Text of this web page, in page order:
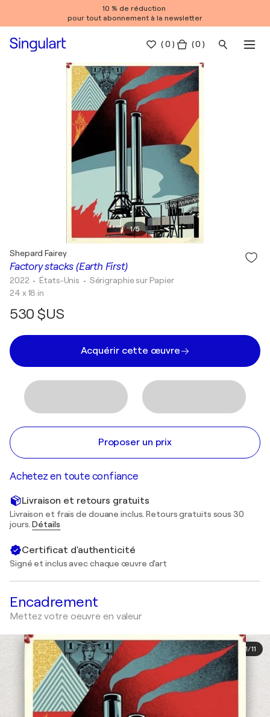
10 % de réduction
pour tout abonnement à la newsletter
(0 ) ( 0 )
1/5
Factory stacks (Earth First)
Shepard Fairey
2022 • États-Unis • Sérigraphie sur Papier
24 x 18 in
530 $US
Acquérir cette œuvre
Proposer un prix
Achetez en toute confiance
Livraison et retours gratuits
Livraison et frais de douane inclus. Retours gratuits sous 30
jours.Détails
Certificat d'authenticité
Signé et inclus avec chaque œuvre d'art
Encadrement
Mettez votre oeuvre en valeur
1/11